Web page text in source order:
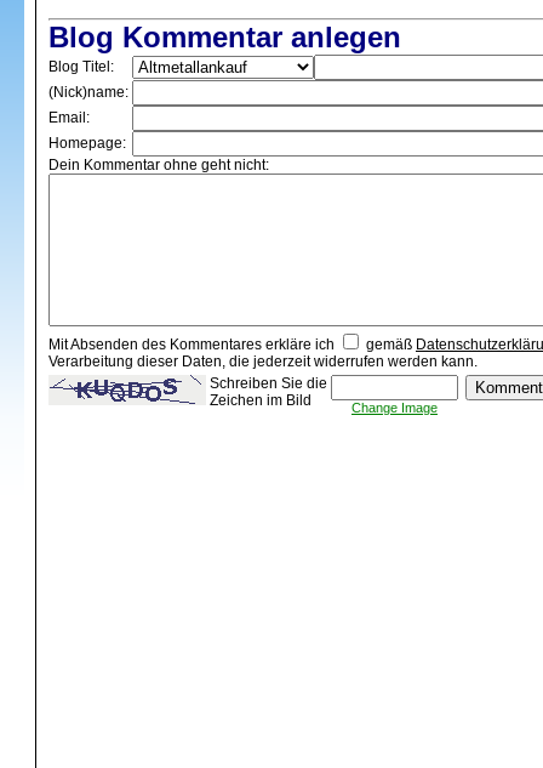
Blog Kommentar anlegen
Blog Titel:
(Nick)name:
Email:
Homepage:
Dein Kommentar ohne geht nicht:
Mit Absenden des Kommentares erkläre ich gemäß
Verarbeitung dieser Daten, die jederzeit widerrufen werden kann.
Schreiben Sie die
Zeichen im Bild
Change Image